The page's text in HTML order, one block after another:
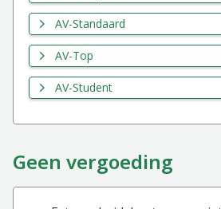
AV-Standaard
AV-Top
AV-Student
Geen vergoeding